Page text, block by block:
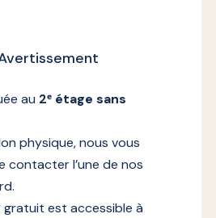
au 2ᵉ étage sans
physique, nous vous
contacter l’une de nos
est accessible à